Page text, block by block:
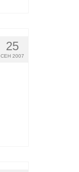
25
СЕН 2007